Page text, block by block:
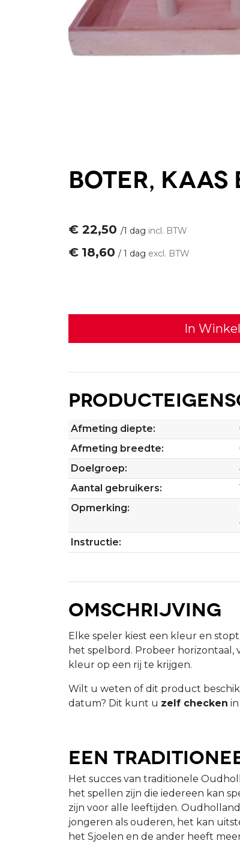
Boter, kaas
€ 22,50 /1 dag incl. BTW
€ 18,60 / 1 dag excl. BTW
In
Afmeting diepte:
Afmeting breedte:
Doelgroep:
Aantal gebruikers:
Opmerking:
Instructie:
Omschrijving
Elke speler kiest een kleur en
het spelbord. Probeer horizontaal,
kleur op een rij te krijgen.
Wilt u weten of dit product
datum? Dit kunt u zelf checken
Een
Het succes van traditionele
het spellen zijn die iedereen kan
zijn voor alle leeftijden.
jongeren als ouderen, het kan
het Sjoelen en de ander heeft